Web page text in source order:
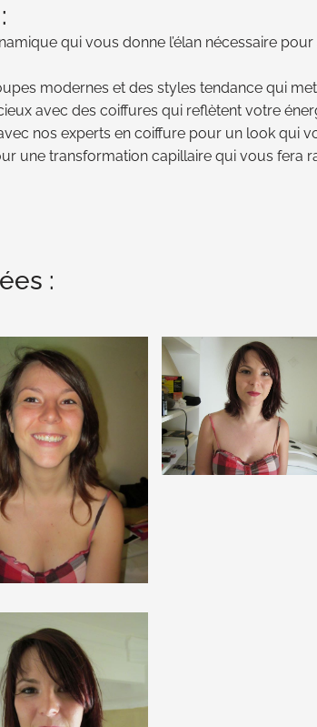
qui vous donne l’élan nécessaire
modernes et des styles tendance qui
avec des coiffures qui reflètent votre
nos experts en coiffure pour un look qui
une transformation capillaire qui vous fera
: